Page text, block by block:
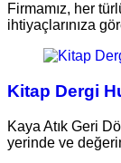
Firmamız, her
ihtiyaçlarınıza
Kitap Dergi
Kaya Atık Geri
yerinde ve